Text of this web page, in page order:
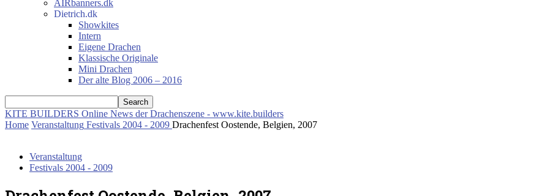
AIRbanners.dk
Dietrich.dk
Showkites
Intern
Eigene Drachen
Klassische Originale
Mini Drachen
Der alte Blog 2006 – 2016
KITE BUILDERS Online News der Drachenszene - www.kite.builders
Home Veranstaltung Festivals 2004 - 2009 Drachenfest Oostende, Belgien, 2007
Veranstaltung
Festivals 2004 - 2009